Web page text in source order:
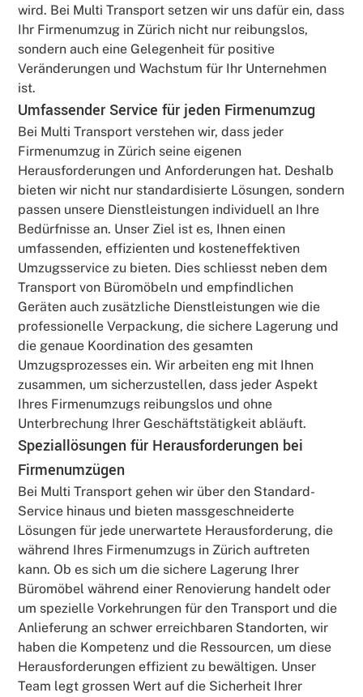
wird. Bei Multi Transport setzen wir uns dafür ein, dass
Ihr Firmenumzug in Zürich nicht nur reibungslos,
sondern auch eine Gelegenheit für positive
Veränderungen und Wachstum für Ihr Unternehmen
ist.
Umfassender Service für jeden Firmenumzug
Bei Multi Transport verstehen wir, dass jeder
Firmenumzug in Zürich seine eigenen
Herausforderungen und Anforderungen hat. Deshalb
bieten wir nicht nur standardisierte Lösungen, sondern
passen unsere Dienstleistungen individuell an Ihre
Bedürfnisse an. Unser Ziel ist es, Ihnen einen
umfassenden, effizienten und kosteneffektiven
Umzugsservice zu bieten. Dies schliesst neben dem
Transport von Büromöbeln und empfindlichen
Geräten auch zusätzliche Dienstleistungen wie die
professionelle Verpackung, die sichere Lagerung und
die genaue Koordination des gesamten
Umzugsprozesses ein. Wir arbeiten eng mit Ihnen
zusammen, um sicherzustellen, dass jeder Aspekt
Ihres Firmenumzugs reibungslos und ohne
Unterbrechung Ihrer Geschäftstätigkeit abläuft.
Speziallösungen für Herausforderungen bei
Firmenumzügen
Bei Multi Transport gehen wir über den Standard-
Service hinaus und bieten massgeschneiderte
Lösungen für jede unerwartete Herausforderung, die
während Ihres Firmenumzugs in Zürich auftreten
kann. Ob es sich um die sichere Lagerung Ihrer
Büromöbel während einer Renovierung handelt oder
um spezielle Vorkehrungen für den Transport und die
Anlieferung an schwer erreichbaren Standorten, wir
haben die Kompetenz und die Ressourcen, um diese
Herausforderungen effizient zu bewältigen. Unser
Team legt grossen Wert auf die Sicherheit Ihrer